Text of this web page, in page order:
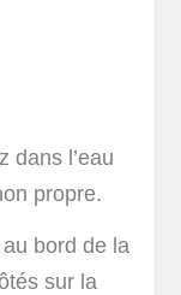
dans l’eau
propre.
bord de la
sur la